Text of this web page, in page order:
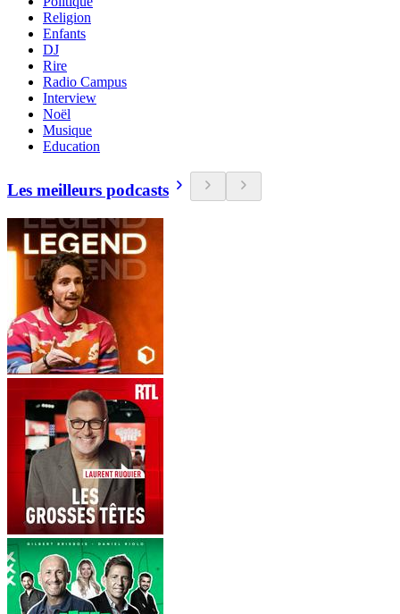
Religion
Enfants
DJ
Rire
Radio Campus
Interview
Noël
Musique
Education
Les meilleurs podcasts